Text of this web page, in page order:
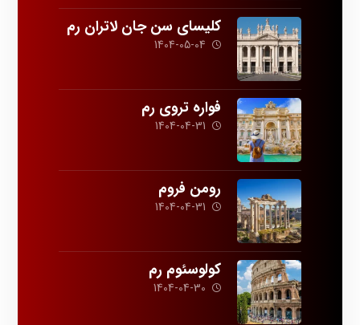
کلیسای سن جان لاتران رم
1404-05-04
فواره تروی رم
1404-04-31
رومن فروم
1404-04-31
کولوسئوم رم
1404-04-30